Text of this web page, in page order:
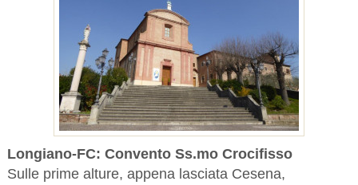
Longiano-FC: Convento Ss.mo Crocifisso
Sulle prime alture, appena lasciata Cesena,